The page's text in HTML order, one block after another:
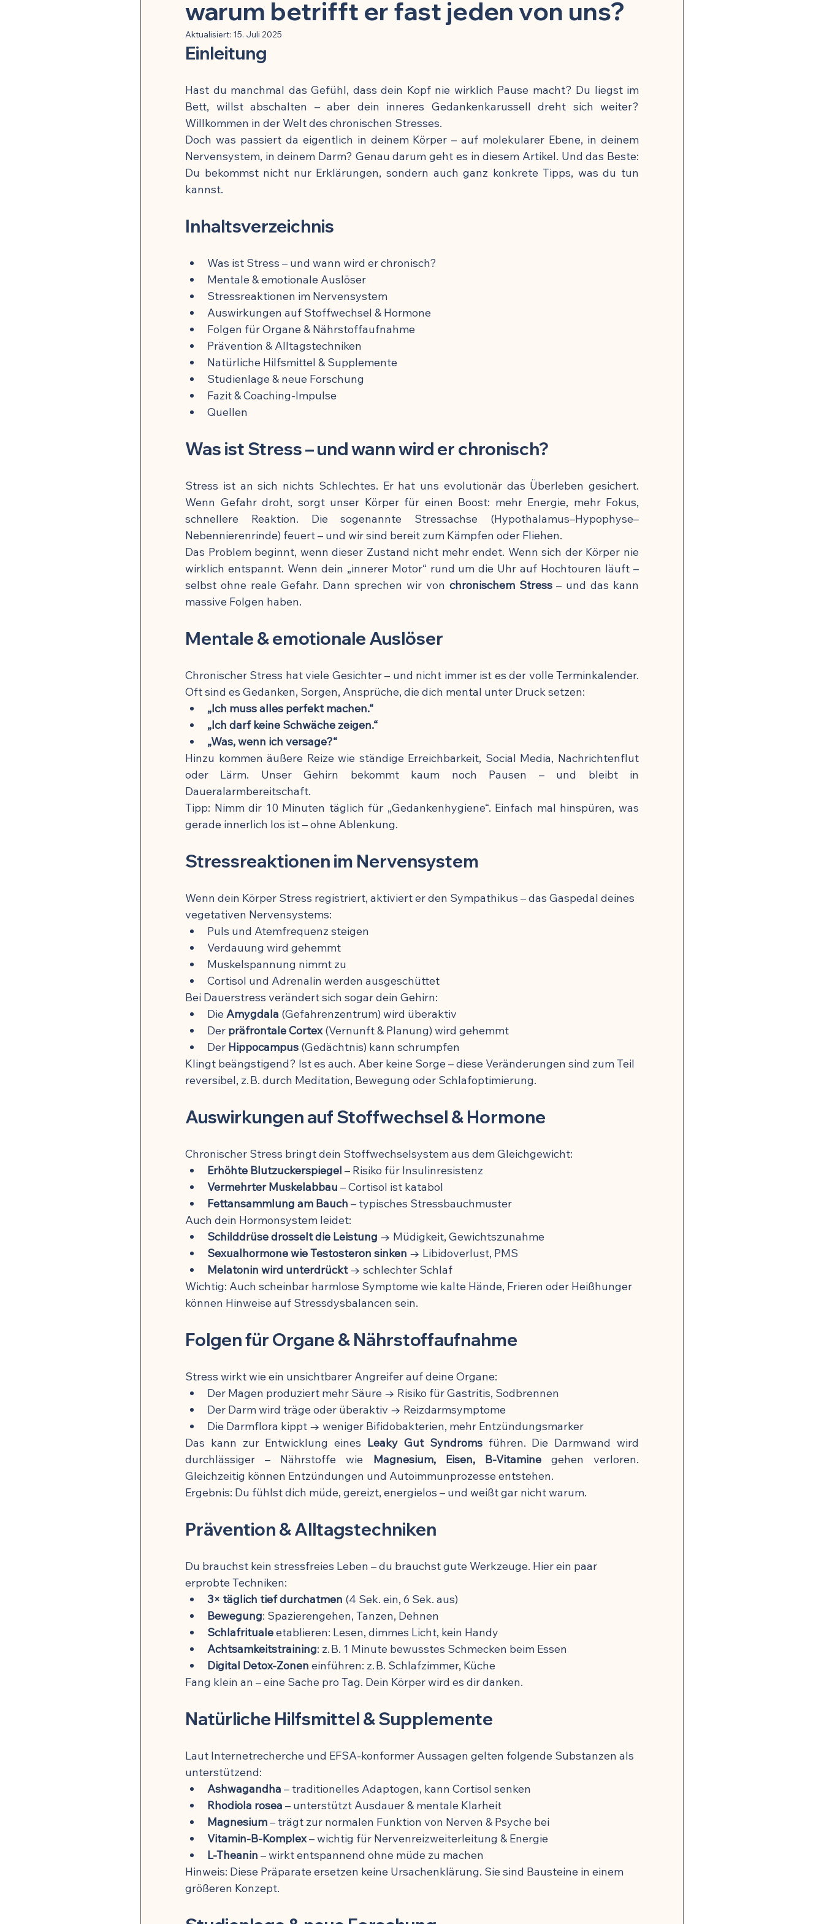
Mikrobiom & Parasiten
Schmerzmittel & Entzündungshemmung Gehirn, Nerven & mentale Gesundheit
Stoffwechsel & Energie Krafttraining & Muskelaufbau Ernährung & Zellgesundheit
🍽️ Rezepte für Entzündungshemmung
🍽️ Rezepte für Zellverjüngung
warum betrifft er fast jeden von uns?
Aktualisiert: 15. Juli 2025
Einleitung
Hast du manchmal das Gefühl, dass dein Kopf nie wirklich Pause macht? Du liegst im
Bett, willst abschalten – aber dein inneres Gedankenkarussell dreht sich weiter?
Willkommen in der Welt des chronischen Stresses.
Doch was passiert da eigentlich in deinem Körper – auf molekularer Ebene, in deinem
Nervensystem, in deinem Darm? Genau darum geht es in diesem Artikel. Und das Beste:
Du bekommst nicht nur Erklärungen, sondern auch ganz konkrete Tipps, was du tun
kannst.
Inhaltsverzeichnis
Was ist Stress – und wann wird er chronisch?
Mentale & emotionale Auslöser
Stressreaktionen im Nervensystem
Auswirkungen auf Stoffwechsel & Hormone
Folgen für Organe & Nährstoffaufnahme
Prävention & Alltagstechniken
Natürliche Hilfsmittel & Supplemente
Studienlage & neue Forschung
Fazit & Coaching-Impulse
Quellen
Was ist Stress – und wann wird er chronisch?
Stress ist an sich nichts Schlechtes. Er hat uns evolutionär das Überleben gesichert.
Wenn Gefahr droht, sorgt unser Körper für einen Boost: mehr Energie, mehr Fokus,
schnellere Reaktion. Die sogenannte Stressachse (Hypothalamus–Hypophyse–
Nebennierenrinde) feuert – und wir sind bereit zum Kämpfen oder Fliehen.
Das Problem beginnt, wenn dieser Zustand nicht mehr endet. Wenn sich der Körper nie
wirklich entspannt. Wenn dein „innerer Motor“ rund um die Uhr auf Hochtouren läuft –
selbst ohne reale Gefahr. Dann sprechen wir von chronischem Stress – und das kann
massive Folgen haben.
Mentale & emotionale Auslöser
Chronischer Stress hat viele Gesichter – und nicht immer ist es der volle Terminkalender.
Oft sind es Gedanken, Sorgen, Ansprüche, die dich mental unter Druck setzen:
„Ich muss alles perfekt machen.“
„Ich darf keine Schwäche zeigen.“
„Was, wenn ich versage?“
Hinzu kommen äußere Reize wie ständige Erreichbarkeit, Social Media, Nachrichtenflut
oder Lärm. Unser Gehirn bekommt kaum noch Pausen – und bleibt in
Daueralarmbereitschaft.
Tipp: Nimm dir 10 Minuten täglich für „Gedankenhygiene“. Einfach mal hinspüren, was
gerade innerlich los ist – ohne Ablenkung.
Stressreaktionen im Nervensystem
Wenn dein Körper Stress registriert, aktiviert er den Sympathikus – das Gaspedal deines
vegetativen Nervensystems:
Puls und Atemfrequenz steigen
Verdauung wird gehemmt
Muskelspannung nimmt zu
Cortisol und Adrenalin werden ausgeschüttet
Bei Dauerstress verändert sich sogar dein Gehirn:
Die Amygdala (Gefahrenzentrum) wird überaktiv
Der präfrontale Cortex (Vernunft & Planung) wird gehemmt
Der Hippocampus (Gedächtnis) kann schrumpfen
Klingt beängstigend? Ist es auch. Aber keine Sorge – diese Veränderungen sind zum Teil
reversibel, z. B. durch Meditation, Bewegung oder Schlafoptimierung.
Auswirkungen auf Stoffwechsel & Hormone
Chronischer Stress bringt dein Stoffwechselsystem aus dem Gleichgewicht:
Erhöhte Blutzuckerspiegel – Risiko für Insulinresistenz
Vermehrter Muskelabbau – Cortisol ist katabol
Fettansammlung am Bauch – typisches Stressbauchmuster
Auch dein Hormonsystem leidet:
Schilddrüse drosselt die Leistung → Müdigkeit, Gewichtszunahme
Sexualhormone wie Testosteron sinken → Libidoverlust, PMS
Melatonin wird unterdrückt → schlechter Schlaf
Wichtig: Auch scheinbar harmlose Symptome wie kalte Hände, Frieren oder Heißhunger
können Hinweise auf Stressdysbalancen sein.
Folgen für Organe & Nährstoffaufnahme
Stress wirkt wie ein unsichtbarer Angreifer auf deine Organe:
Der Magen produziert mehr Säure → Risiko für Gastritis, Sodbrennen
Der Darm wird träge oder überaktiv → Reizdarmsymptome
Die Darmflora kippt → weniger Bifidobakterien, mehr Entzündungsmarker
Das kann zur Entwicklung eines Leaky Gut Syndroms führen. Die Darmwand wird
durchlässiger – Nährstoffe wie Magnesium, Eisen, B-Vitamine gehen verloren.
Gleichzeitig können Entzündungen und Autoimmunprozesse entstehen.
Ergebnis: Du fühlst dich müde, gereizt, energielos – und weißt gar nicht warum.
Prävention & Alltagstechniken
Du brauchst kein stressfreies Leben – du brauchst gute Werkzeuge. Hier ein paar
erprobte Techniken:
3× täglich tief durchatmen (4 Sek. ein, 6 Sek. aus)
Bewegung: Spazierengehen, Tanzen, Dehnen
Schlafrituale etablieren: Lesen, dimmes Licht, kein Handy
Achtsamkeitstraining: z. B. 1 Minute bewusstes Schmecken beim Essen
Digital Detox-Zonen einführen: z. B. Schlafzimmer, Küche
Fang klein an – eine Sache pro Tag. Dein Körper wird es dir danken.
Natürliche Hilfsmittel & Supplemente
Laut Internetrecherche und EFSA-konformer Aussagen gelten folgende Substanzen als
unterstützend:
Ashwagandha – traditionelles Adaptogen, kann Cortisol senken
Rhodiola rosea – unterstützt Ausdauer & mentale Klarheit
Magnesium – trägt zur normalen Funktion von Nerven & Psyche bei
Vitamin-B-Komplex – wichtig für Nervenreizweiterleitung & Energie
L-Theanin – wirkt entspannend ohne müde zu machen
Hinweis: Diese Präparate ersetzen keine Ursachenklärung. Sie sind Bausteine in einem
größeren Konzept.